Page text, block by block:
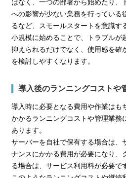
はなく、一つの部署から始めたり、
への影響が少ない業務を行っている
るなど、スモールスタートを意識す
小規模に始めることで、トラブルが
抑えられるだけでなく、使用感を確
を検討しやすくなります。
導入後のランニングコストや
導入時に必要となる費用や作業はも
かかるランニングコストや管理業務
あります。
サーバーを自社で保有する場合は、
ナンスにかかる費用が必要になり、
る場合は、サービス利用料が必要で